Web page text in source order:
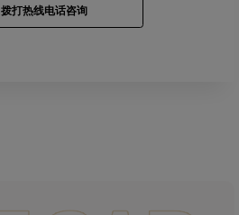
拨打热线电话咨询